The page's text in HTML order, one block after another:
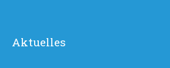
Aktuelles